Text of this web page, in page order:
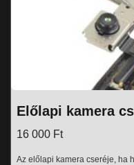
Előlapi kamera
16 000 Ft
Az előlapi kamera cseréje, ha